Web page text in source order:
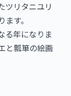
ツリタニユリ
す。
る年になりま
と瓢箪の絵画